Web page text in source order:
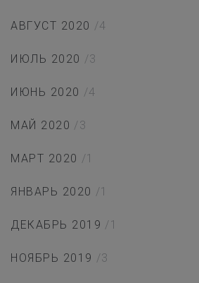
АВГУСТ 2020 /4
ИЮЛЬ 2020 /3
ИЮНЬ 2020 /4
МАЙ 2020 /3
МАРТ 2020 /1
ЯНВАРЬ 2020 /1
ДЕКАБРЬ 2019 /1
НОЯБРЬ 2019 /3